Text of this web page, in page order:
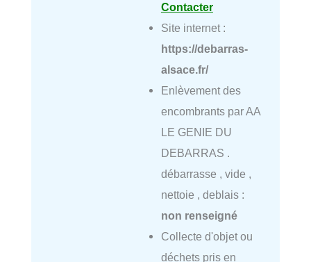
Contacter
Site internet :
https://debarras-
alsace.fr/
Enlèvement des
encombrants par AA
LE GENIE DU
DEBARRAS .
débarrasse , vide ,
nettoie , deblais :
non renseigné
Collecte d'objet ou
déchets pris en